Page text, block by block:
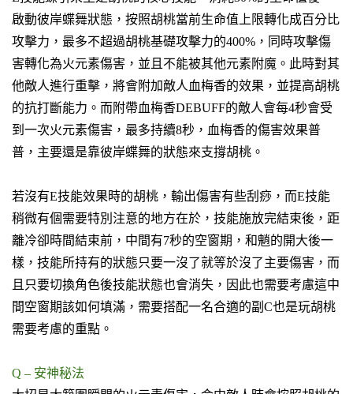
啟動彼岸蝶舞狀態，按照胡桃當前生命值上限轉化成百分比
攻擊力，最多不超過胡桃基礎攻擊力的400%，同時攻擊傷
害轉化為火元素傷害，並且不能被其他元素附魔。此時對其
他敵人進行重擊，將會附加敵人 血梅香的效果，並提高胡桃
的抗打斷能力。而附帶血梅香DEBUFF的敵人會每4秒會受
到一次火元素傷害，最多持續8秒， 血梅香的傷害效果普
普，主要還是靠彼岸蝶舞的狀態來支撐胡桃 。
若沒有E技能效果時的胡桃，輸出傷害有些刮痧，而E技能
稍微有個需要特別注意的地方在於， 技能施放完結束後，距
離冷卻時間結束前，中間有7秒的空窗期 ，和魈的開大後一
樣，技能所持有的狀態只要一沒了就等於沒了主要傷害，而
且只要切換角色後技能狀態也會消失，因此也需要考慮這中
間空窗期該如何填滿，需要搭配一名合適的副C也是玩胡桃
需要考慮的重點。
Q – 安神秘法